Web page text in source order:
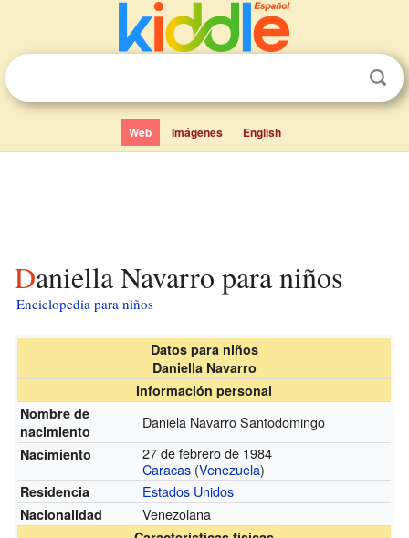
Web Imágenes English
Daniella Navarro para niños
Enciclopedia para niños
Datos para niños
Daniella Navarro
Información personal
Nombre de
nacimiento
Daniela Navarro Santodomingo
Nacimiento
27 de febrero de 1984
Caracas (Venezuela)
Residencia Estados Unidos
Nacionalidad Venezolana